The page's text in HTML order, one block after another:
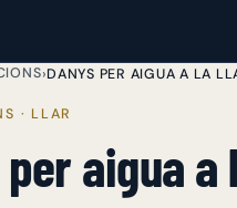
›DANYS PER AIGUA A LA
· LLAR
per aigua a